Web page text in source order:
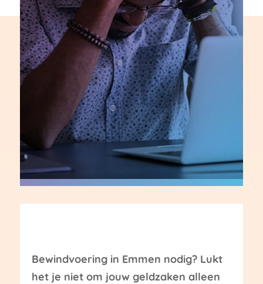
Bewindvoering in Emmen nodig? Lukt
het je niet om jouw geldzaken alleen